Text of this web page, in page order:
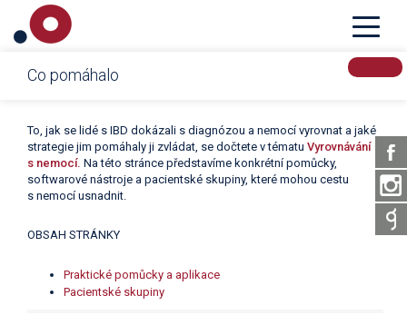
Crohnova nemoc a ulcerózní kolitida – IBD
Co pomáhalo
To, jak se lidé s IBD dokázali s diagnózou a nemocí vyrovnat a jaké
strategie jim pomáhaly ji zvládat, se dočtete v tématu Vyrovnávání
s nemocí. Na této stránce představíme konkrétní pomůcky,
softwarové nástroje a pacientské skupiny, které mohou cestu
s nemocí usnadnit.
OBSAH STRÁNKY
Praktické pomůcky a aplikace
Pacientské skupiny